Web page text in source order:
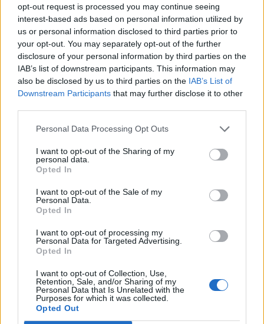
opt-out request is processed you may continue seeing
interest-based ads based on personal information utilized by
us or personal information disclosed to third parties prior to
your opt-out. You may separately opt-out of the further
disclosure of your personal information by third parties on the
IAB’s list of downstream participants. This information may
also be disclosed by us to third parties on the IAB’s List of
Downstream Participants that may further disclose it to other
Personal Data Processing Opt Outs
I want to opt-out of the Sharing of my
personal data.
Opted In
I want to opt-out of the Sale of my
Personal Data.
Opted In
I want to opt-out of processing my
Personal Data for Targeted Advertising.
Opted In
I want to opt-out of Collection, Use,
Retention, Sale, and/or Sharing of my
Personal Data that Is Unrelated with the
Purposes for which it was collected.
Opted Out
Ελισάβετ Σπανού: Εξιτήριο για το
νεογέννητο – Μετά από 5 ημέρες που
πηγαινοέρχομαι στο μαιευτήριο...
14:29 @07-06-2024
SHOWBIZ
Εξιτήριο για τη Βίκυ Κάβουρα με το μωρό
της από το μαιευτήριο! Η τρυφερή φωτό με
τον Τζαβέλλα!